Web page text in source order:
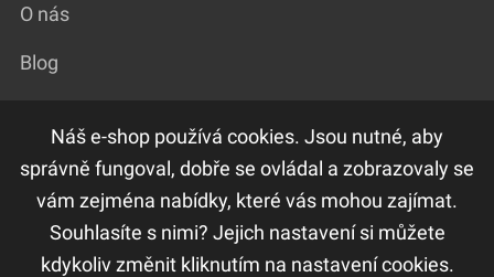
O nás
Blog
DŮLEŽITÉ ODKAZY
F.A.Q
Ochrana osobních údajů
Náš e-shop používá cookies. Jsou nutné, aby
správně fungoval, dobře se ovládal a zobrazovaly se
vám zejména nabídky, které vás mohou zajímat.
Souhlasíte s nimi? Jejich nastavení si můžete
kdykoliv změnit kliknutím na nastavení cookies.